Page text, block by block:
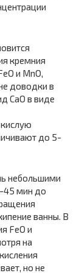
кремния
и MnO,
доводки в
CaO в виде
до 5-
небольшими
45 мин до
ванны. В
FeO и
на
но не